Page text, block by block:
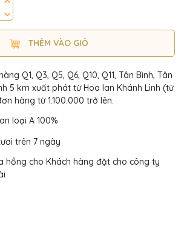
THÊM VÀO GIỎ
Q1, Q3, Q5, Q6, Q10, Q11, Tân Bình, Tân
5 km xuất phát từ Hoa lan Khánh Linh (từ
hàng từ 1.100.000 trở lên.
loại A 100%
trên 7 ngày
hồng cho Khách hàng đặt cho công ty